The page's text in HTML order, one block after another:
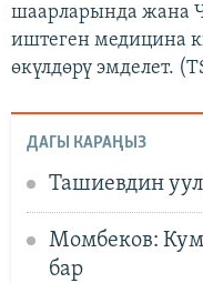
шаарларында жана
иштеген медицина
өкүлдөрү эмделет.
ДАГЫ КАРАҢЫЗ
Ташиевдин
Момбеков:
бар